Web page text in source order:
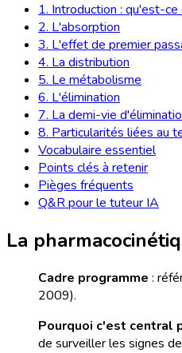
1. Introduction : qu'est-
2. L'absorption
3. L'effet de premier
4. La distribution
5. Le métabolisme
6. L'élimination
7. La demi-vie
8. Particularités liées au
Vocabulaire essentiel
Points clés à retenir
Pièges fréquents
Q&R pour le tuteur IA
La
Cadre programme :
2009).
Pourquoi c'est central
de surveiller les signes